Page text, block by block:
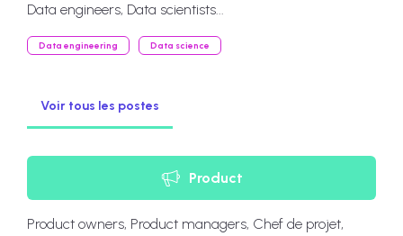
Data engineers, Data scientists...
Data engineering Data science
Voir tous les postes
Product
Product owners, Product managers, Chef de projet,